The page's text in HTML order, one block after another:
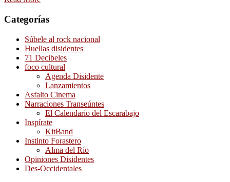
Categorías
Súbele al rock nacional
Huellas disidentes
71 Decibeles
foco cultural
Agenda Disidente
Lanzamientos
Asfalto Cinema
Narraciones Transeúntes
El Calendario del Escarabajo
Inspírate
KitBand
Instinto Forastero
Alma del Río
Opiniones Disidentes
Des-Occidentales